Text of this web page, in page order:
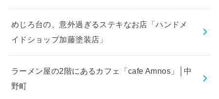
めじろ台の、意外過ぎるステキなお店「ハンドメ
イドショップ加藤塗装店」
ラーメン屋の2階にあるカフェ「cafe Amnos」│中
野町